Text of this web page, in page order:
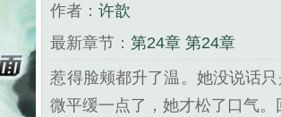
作者：许歆
最新章节：第24章 第24章
惹得脸颊都升了温。她没说话
微平缓一点了，她才松了口气